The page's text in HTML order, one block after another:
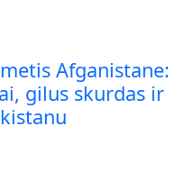
Afganistane:
gilus skurdas ir